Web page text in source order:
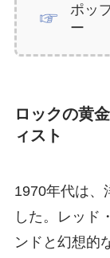
ポッ
ー
ロックの黄
ィスト
1970年代は、
した。レッド
ンドと幻想的